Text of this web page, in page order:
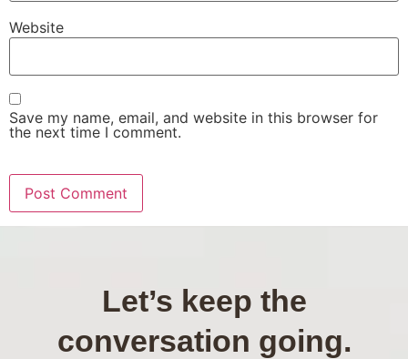
Website
Save my name, email, and website in this browser for
the next time I comment.
Let’s keep the
conversation going.